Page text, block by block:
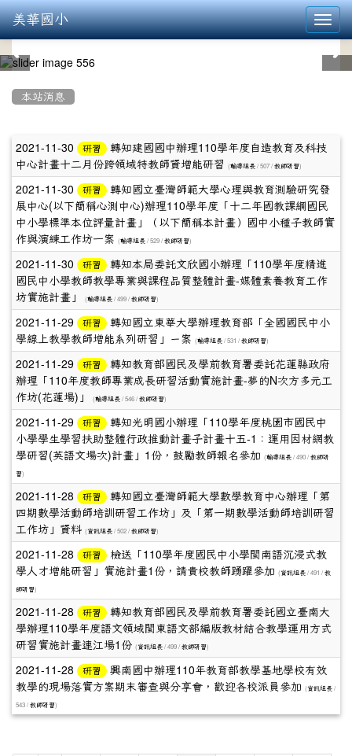
美華國小
本站消息
文
章
列
表
2021-11-30 研習
轉知建國國中辦理110學年度自造教育及科技
中心計畫十二月份跨領域特教師資增能研習 (輔導組長 / 507 / 教師研習)
2021-11-30 研習
轉知國立臺灣師範大學心理與教育測驗研究發
展中心(以下簡稱心測中心)辦理110學年度「十二年國教課綱國民
中小學標準本位評量計畫」（以下簡稱本計畫）國中小種子教師實
作與演練工作坊一案 (輔導組長 / 529 / 教師研習)
2021-11-30 研習
轉知本局委託文欣國小辦理「110學年度精進
國民中小學教師教學專業與課程品質整體計畫-媒體素養教育工作
坊實施計畫」
(輔導組長 / 499 / 教師研習)
2021-11-29 研習
轉知國立東華大學辦理教育部「全國國民中小
學線上教學教師增能系列研習」ㄧ案 (輔導組長 / 531 / 教師研習)
2021-11-29 研習
轉知教育部國民及學前教育署委託花蓮縣政府
辦理「110年度教師專業成長研習活動實施計畫-夢的N次方多元工
作坊(花蓮場)」
(輔導組長 / 546 / 教師研習)
2021-11-29 研習
轉知光明國小辦理「110學年度桃園市國民中
小學學生學習扶助整體行政推動計畫子計畫十五-1：運用因材網教
學研習(英語文場次)計畫」1份，鼓勵教師報名參加 (輔導組長 / 490 / 教師研
習)
2021-11-28 研習
轉知國立臺灣師範大學數學教育中心辦理「第
四期數學活動師培訓研習工作坊」及「第一期數學活動師培訓研習
工作坊」資料 (資訊組長 / 502 / 教師研習)
2021-11-28 研習
檢送「110學年度國民中小學閩南語沉浸式教
學人才增能研習」實施計畫1份，請貴校教師踴躍參加 (資訊組長 / 491 / 教
師研習)
2021-11-28 研習
轉知教育部國民及學前教育署委託國立臺南大
學辦理110學年度語文領域閩東語文部編版教材結合教學運用方式
研習實施計畫連江場1份 (資訊組長 / 499 / 教師研習)
2021-11-28 研習
興南國中辦理110年教育部教學基地學校有效
教學的現場落實方案期末審查與分享會，歡迎各校派員參加 (資訊組長 /
543 / 教師研習)